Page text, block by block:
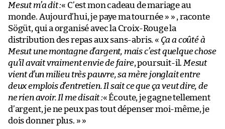
Mesut m’a dit :« C’est mon cadeau de mariage au
monde. Aujourd’hui, je paye ma tournée » » , raconte
Sögüt, qui a organisé avec la Croix-Rouge la
distribution des repas aux sans-abris. « Ça a coûté à
Mesut une montagne d’argent, mais c’est quelque chose
qu’il avait vraiment envie de faire, poursuit-il. Mesut
vient d’un milieu très pauvre, sa mère jonglait entre
deux emplois d’entretien. Il sait ce que ça veut dire, de
ne rien avoir. Il me disait :« Écoute, je gagne tellement
d’argent, je ne peux pas tout dépenser moi-même, je
dois donner plus. » »